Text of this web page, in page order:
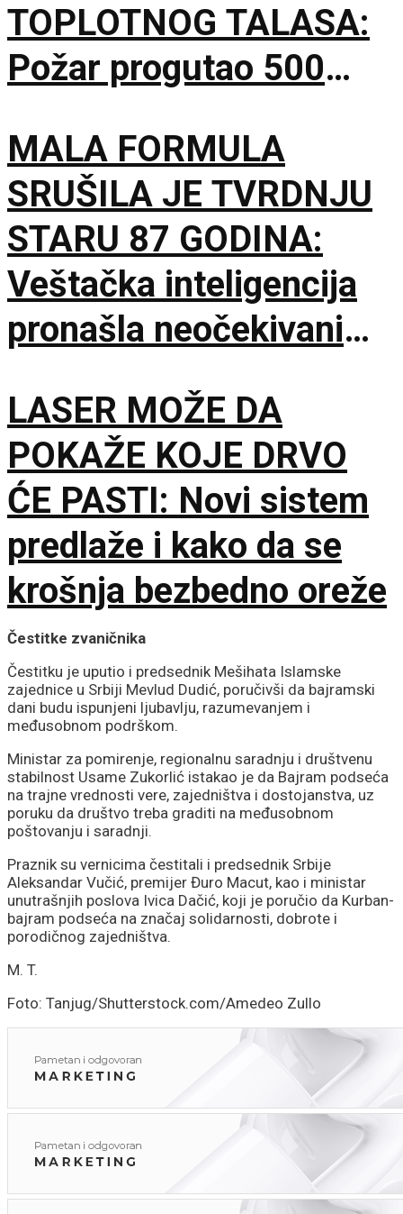
TOPLOTNOG TALASA:
Požar progutao 500
nove mere Vlade
MALA FORMULA
SRUŠILA JE TVRDNJU
STARU 87 GODINA:
Veštačka inteligencija
pronašla neočekivani
LASER MOŽE DA
POKAŽE KOJE DRVO
ĆE PASTI: Novi sistem
predlaže i kako da se
krošnja bezbedno oreže
Čestitke zvaničnika
Čestitku je uputio i predsednik Mešihata Islamske
zajednice u Srbiji Mevlud Dudić, poručivši da bajramski
dani budu ispunjeni ljubavlju, razumevanjem i
međusobnom podrškom.
Ministar za pomirenje, regionalnu saradnju i društvenu
stabilnost Usame Zukorlić istakao je da Bajram podseća
na trajne vrednosti vere, zajedništva i dostojanstva, uz
poruku da društvo treba graditi na međusobnom
poštovanju i saradnji.
Praznik su vernicima čestitali i predsednik Srbije
Aleksandar Vučić, premijer Đuro Macut, kao i ministar
unutrašnjih poslova Ivica Dačić, koji je poručio da Kurban-
bajram podseća na značaj solidarnosti, dobrote i
porodičnog zajedništva.
M. T.
Foto: Tanjug/Shutterstock.com/Amedeo Zullo